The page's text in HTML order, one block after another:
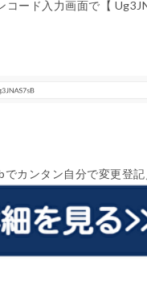
ード入力画面で【
でカンタン自分で変更登記